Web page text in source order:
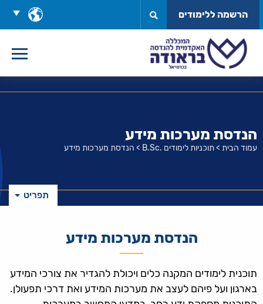
לתוכן
בחר
שפה
הרשמה ללימודים
הנדסת מערכות מידע
עמוד הבית >תוכניות לימודים .B.Sc > הנדסת מערכות מידע
תפריט
הנדסת מערכות מידע
תוכנית לימודים המקנה כלים ויכולת להגדיר את צורכי המידע
בארגון ועל פיהם לעצב את מערכות המידע ואת דרכי תפעולן.